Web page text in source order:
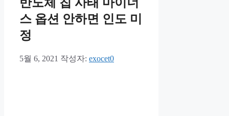
반도체 칩 사태 마이너
스 옵션 안하면 인도 미
정
5월 6, 2021 작성자: exocet0